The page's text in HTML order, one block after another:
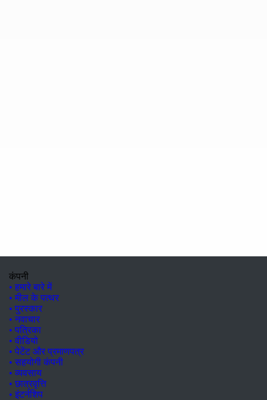
कंपनी
• हमारे बारे में
• मील के पत्थर
• पुरस्कार
• नवाचार
• पत्रिका
• वीडियो
• पेटेंट और प्रमाणपत्र
• सहयोगी कंपनी
• व्यवसाय
• छात्रवृत्ति
• इंटर्नशिप